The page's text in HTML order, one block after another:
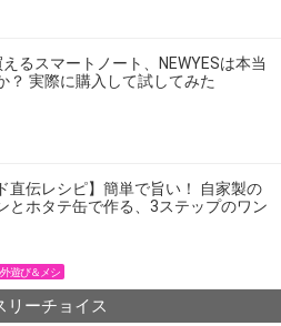
るスマートノート、NEWYESは本当
？ 実際に購入して試してみた
直伝レシピ】簡単で旨い！ 自家製の
とホタテ缶で作る、3ステップのワン
遊び＆メシ
リーチョイス